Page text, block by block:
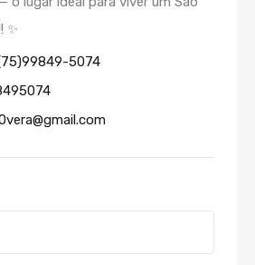
✨
5074